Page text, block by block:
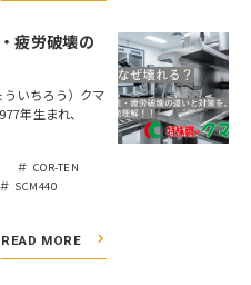
疲労破壊の
いちろう）クマ
年生まれ、
COR-TEN
SCM440
READ MORE